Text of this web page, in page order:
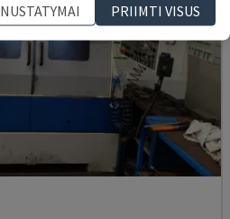
PRIIMTI VISUS